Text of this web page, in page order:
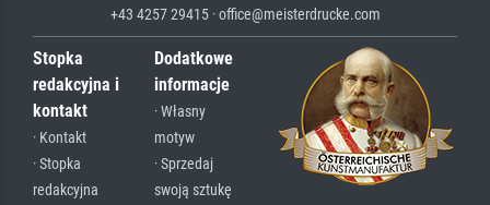
+43 4257 29415 · office@meisterdrucke.com
Stopka
redakcyjna i
kontakt
· Kontakt
· Stopka
redakcyjna
Dodatkowe
informacje
· Własny
motyw
· Sprzedaj
swoją sztukę